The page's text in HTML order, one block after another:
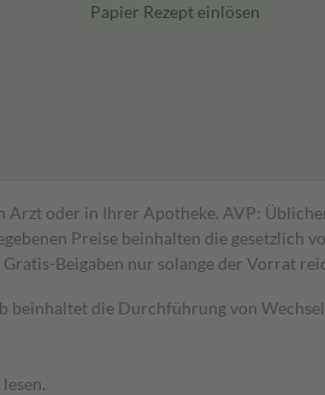
Papier Rezept einlösen
Arzt oder in Ihrer Apotheke. AVP:
Preise beinhalten die gesetzlich
Beigaben nur solange der Vorrat
die Durchführung von